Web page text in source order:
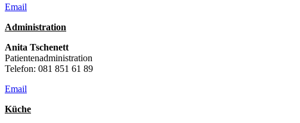
Email
Administration
Anita Tschenett
Patientenadministration
Telefon: 081 851 61 89
Email
Küche